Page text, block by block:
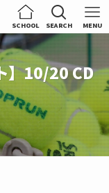
SCHOOL SEARCH MENU
】10/20 CD